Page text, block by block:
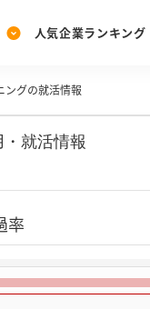
人気企業ランキング
を見る
特集
！業界・企業研究
ングの就活情報
就活情報
率